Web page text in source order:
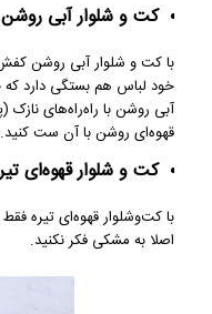
کت و شلوار آبی روشن
با کت‌ و شلوار آبی روشن
خود لباس هم بستگی دارد که
آبی روشن با راه‌راه‌های نازک
قهوه‌ای روشن با آن ست کنید.
کت و شلوار قهوه‌ای
با کت‌وشلوار قهوه‌ای تیره
اصلا به مشکی فکر نکنید.